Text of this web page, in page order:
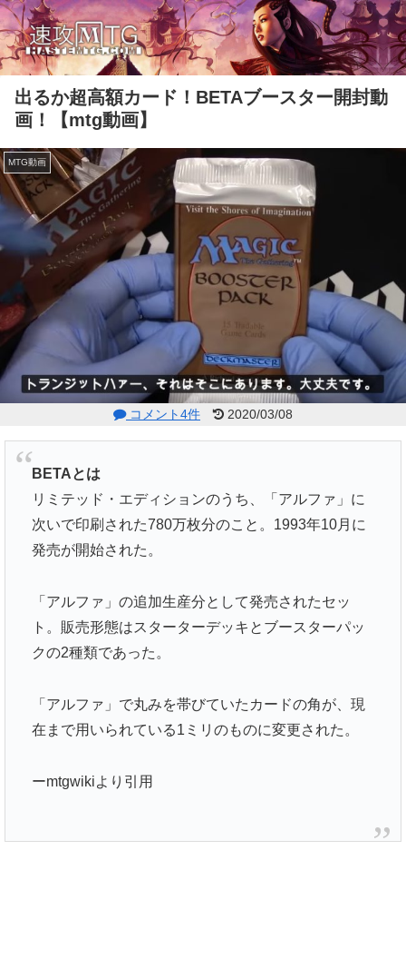
出るか超高額カード！BETAブースター開封動
画！【mtg動画】
MTG動画
コメント4件 2020/03/08
BETAとは
リミテッド・エディションのうち、「アルファ」に
次いで印刷された780万枚分のこと。1993年10月に
発売が開始された。
「アルファ」の追加生産分として発売されたセッ
ト。販売形態はスターターデッキとブースターパッ
クの2種類であった。
「アルファ」で丸みを帯びていたカードの角が、現
在まで用いられている1ミリのものに変更された。
ーmtgwikiより引用